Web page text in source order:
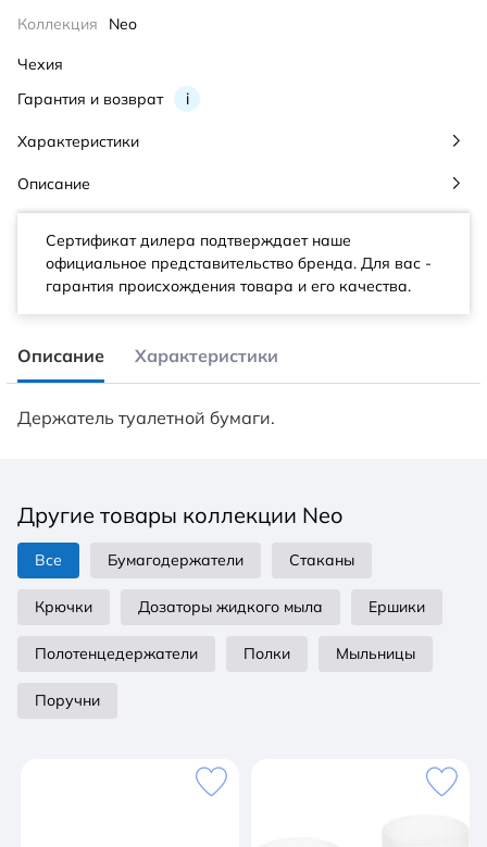
Гарантия и возврат i
Коллекция Neo
Чехия
Характеристики
Описание
Сертификат дилера подтверждает наше
официальное представительство бренда. Для вас -
гарантия происхождения товара и его качества.
Описание Характеристики
Держатель туалетной бумаги.
Другие товары коллекции Neo
Все Бумагодержатели Стаканы
Крючки Дозаторы жидкого мыла Ершики
Полотенцедержатели Полки Мыльницы
Поручни